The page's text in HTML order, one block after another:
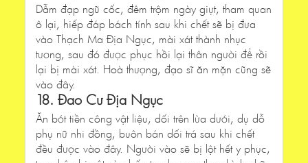
Dẫm đạp ngũ cốc, đêm trộm ngày giựt, tham quan
ô lại, hiếp đáp bách tính sau khi chết sẽ bị đưa
vào Thạch Ma Địa Ngục, mài xát thành nhục
tương, sau đó được phục hồi lại thân người để rồi
lại bị mài xát. Hoà thượng, đạo sĩ ăn mặn cũng sẽ
vào đây.
18. Đao Cư Địa Ngục
Ăn bớt tiền công vật liệu, dối trên lừa dưới, dụ dỗ
phụ nữ nhi đồng, buôn bán dối trá sau khi chết
đều được vào đây. Người vào sẽ bị lột hết y phục,